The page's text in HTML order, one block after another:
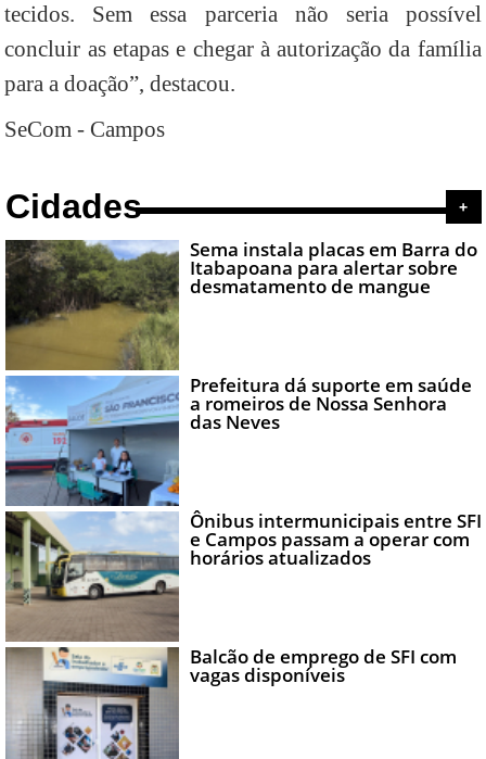
tecidos. Sem essa parceria não seria possível
concluir as etapas e chegar à autorização da família
para a doação”, destacou.
SeCom - Campos
Cidades +
Sema instala placas em Barra do
Itabapoana para alertar sobre
desmatamento de mangue
Prefeitura dá suporte em saúde
a romeiros de Nossa Senhora
das Neves
Ônibus intermunicipais entre SFI
e Campos passam a operar com
horários atualizados
Balcão de emprego de SFI com
vagas disponíveis